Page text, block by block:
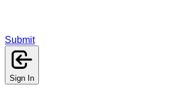
Submit
Sign In